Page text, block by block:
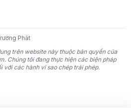
A15, Z24, H20, H21-II, H15, H25, K15,
4TNE94L, 4TNV94L;
DB33A;
Phát
trên website này thuộc bản quyền của
Chúng tôi đang thực hiện các biện pháp
với các hành vi sao chép trái phép.